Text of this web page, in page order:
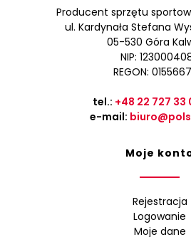
Producent sprzętu
ul. Kardynała Stefana
05-530 Góra
NIP:
REGON:
tel.: +48 22 727 33
e-mail:
Moje
Rejestracja
Logowanie
Moje dane